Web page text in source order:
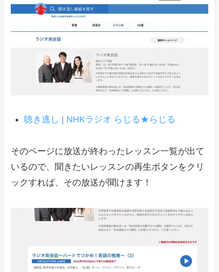
聴き逃し | NHKラジオ らじる★らじる
そのページに放送が終わったレッスン一覧が出て
いるので、聞きたいレッスンの再生ボタンをクリ
ックすれば、その放送が聞けます！